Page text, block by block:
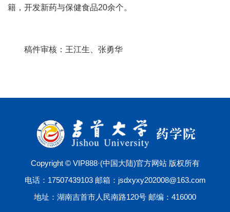
籍，开发新药与保健食品20余个。
稿件审核：王江生、张勇华
Copyright © VIP888·(中国大陆)官方网站 版权所有
电话：17507439103 邮箱：jsdxyxy202008@163.com
地址：湖南吉首市人民南路120号 邮编：416000